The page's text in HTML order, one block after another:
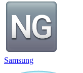
Samsung